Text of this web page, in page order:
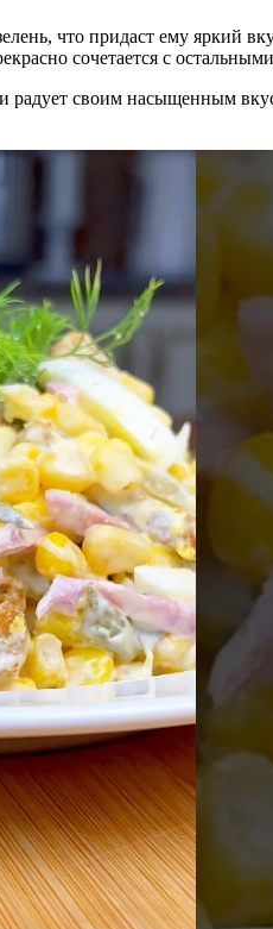
что придаст ему яркий
сочетается с
радует своим насыщенным